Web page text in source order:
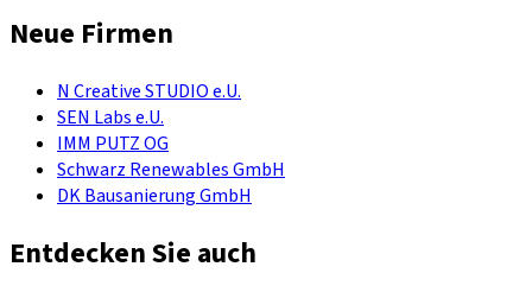
Neue Firmen
N Creative STUDIO e.U.
SEN Labs e.U.
IMM PUTZ OG
Schwarz Renewables GmbH
DK Bausanierung GmbH
Entdecken Sie auch